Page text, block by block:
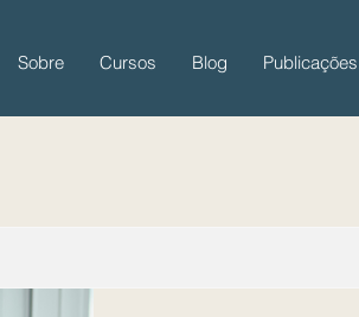
Sobre Cursos Blog Publicações